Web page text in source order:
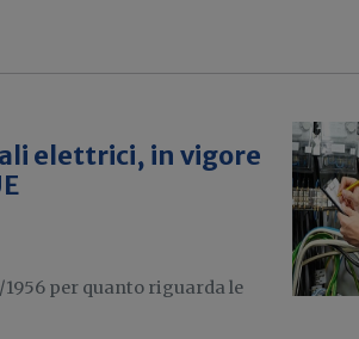
elettrici, in vigore
1956 per quanto riguarda le